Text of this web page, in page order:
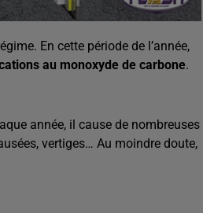
En cette période de l’année,
au monoxyde de carbone.
année, il cause de nombreuses
vertiges… Au moindre doute,